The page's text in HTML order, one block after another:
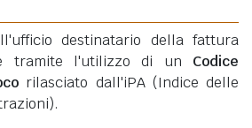
destinatario della fattura
tramite l'utilizzo di un Codice
rilasciato dall'iPA (Indice delle